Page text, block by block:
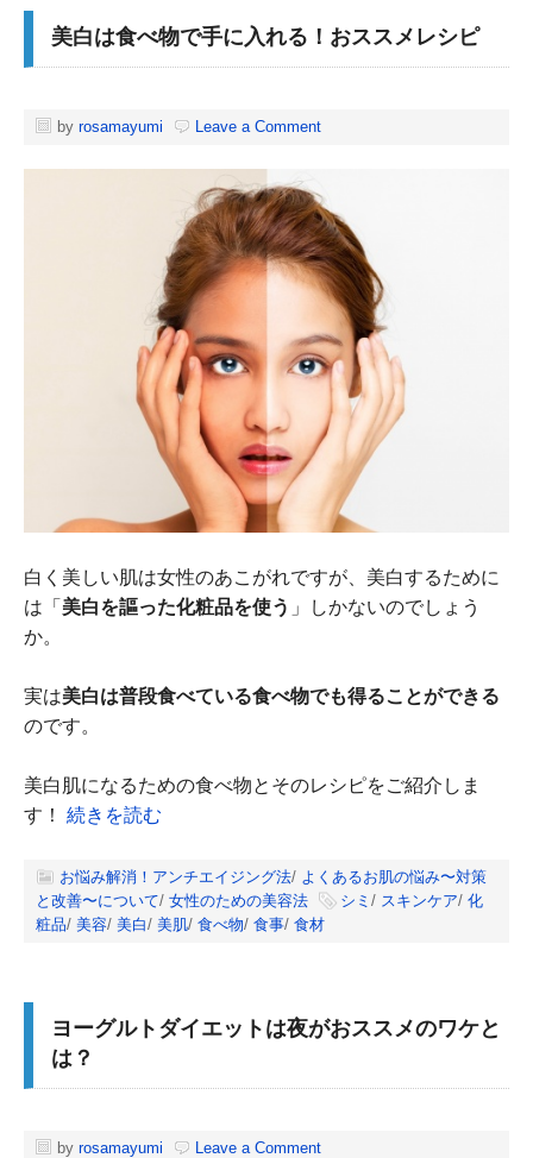
美白は食べ物で手に入れる！おススメレシピ
by rosamayumi Leave a Comment
白く美しい肌は女性のあこがれですが、美白するために
は「 美白を謳った化粧品を使う 」しかないのでしょう
か。
実は美白は普段食べている食べ物でも得ることができる
のです。
美白肌になるための食べ物とそのレシピをご紹介しま
す！ 続きを読む
お悩み解消！アンチエイジング法/ よくあるお肌の悩み〜対策
と改善〜について/ 女性のための美容法 シミ / スキンケア/ 化
粧品/ 美容/ 美白/ 美肌/ 食べ物/ 食事/ 食材
ヨーグルトダイエットは夜がおススメのワケと
は？
by rosamayumi Leave a Comment